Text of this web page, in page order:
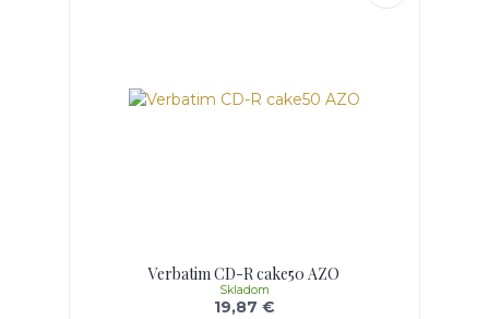
Verbatim CD-R cake50 AZO
19,87 €
Skladom